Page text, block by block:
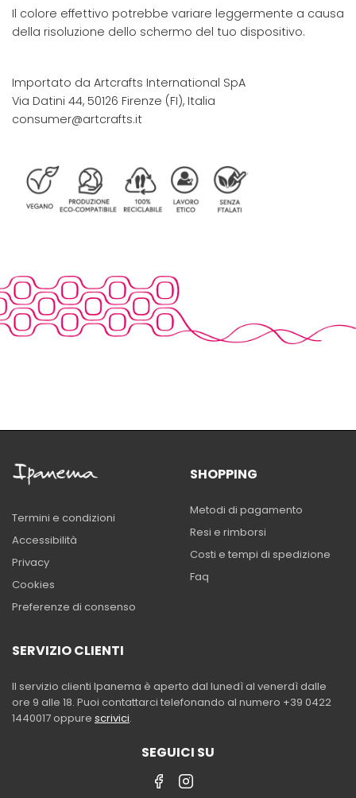
Il colore effettivo potrebbe variare leggermente a causa
della risoluzione dello schermo del tuo dispositivo.
Importato da Artcrafts International SpA
Via Datini 44, 50126 Firenze (FI), Italia
consumer@artcrafts.it
Termini e condizioni
Accessibilità
Privacy
Cookies
Preferenze di consenso
SHOPPING
Metodi di pagamento
Resi e rimborsi
Costi e tempi di spedizione
Faq
SERVIZIO CLIENTI
Il servizio clienti Ipanema è aperto dal lunedì al venerdì dalle
ore 9 alle 18. Puoi contattarci telefonando al numero +39 0422
1440017 oppure scrivici.
SEGUICI SU